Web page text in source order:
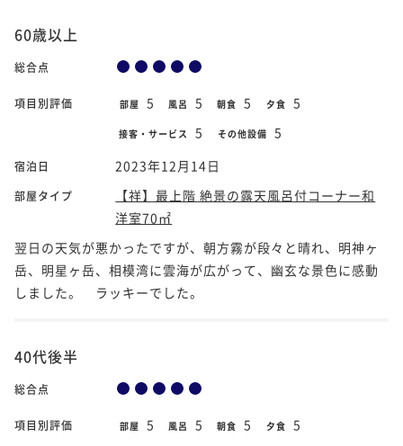
60歳以上
総合点
項目別評価 部屋 5 風呂 5 朝食 5 夕食 5
接客・サービス 5 その他設備 5
宿泊日 2023年12月14日
部屋タイプ
【祥】最上階 絶景の露天風呂付コーナー和
洋室70㎡
翌日の天気が悪かったですが、朝方霧が段々と晴れ、明神ヶ
岳、明星ヶ岳、相模湾に雲海が広がって、幽玄な景色に感動
しました。 ラッキーでした。
40代後半
総合点
項目別評価 部屋 5 風呂 5 朝食 5 夕食
5